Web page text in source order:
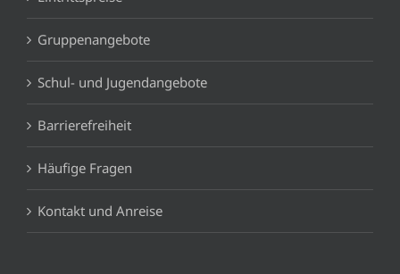
Gruppenangebote
Schul- und Jugendangebote
Barrierefreiheit
Häufige Fragen
Kontakt und Anreise